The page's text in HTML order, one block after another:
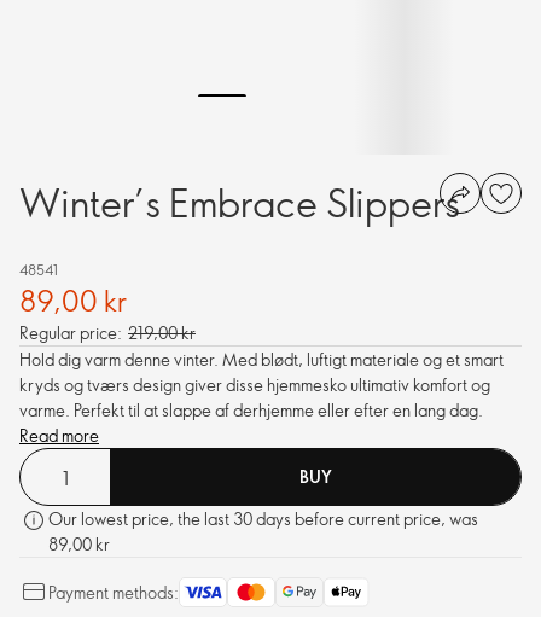
Winter’s Embrace Slippers
48541
89,00 kr
Regular price: 219,00 kr
Hold dig varm denne vinter. Med blødt, luftigt materiale og et smart
kryds og tværs design giver disse hjemmesko ultimativ komfort og
varme. Perfekt til at slappe af derhjemme eller efter en lang dag.
Read more
BUY
Our lowest price, the last 30 days before current price, was
89,00 kr
Payment methods: